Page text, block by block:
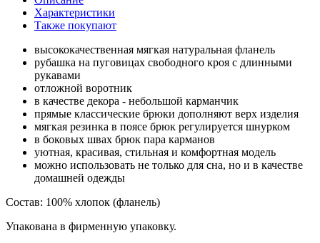
Характеристики
Также покупают
высококачественная мягкая натуральная фланель
рубашка на пуговицах свободного кроя с длинными
рукавами
отложной воротник
в качестве декора - небольшой карманчик
прямые классические брюки дополняют верх изделия
мягкая резинка в поясе брюк регулируется шнурком
в боковых швах брюк пара карманов
уютная, красивая, стильная и комфортная модель
можно использовать не только для сна, но и в качестве
домашней одежды
Состав: 100% хлопок (фланель)
Упакована в фирменную упаковку.